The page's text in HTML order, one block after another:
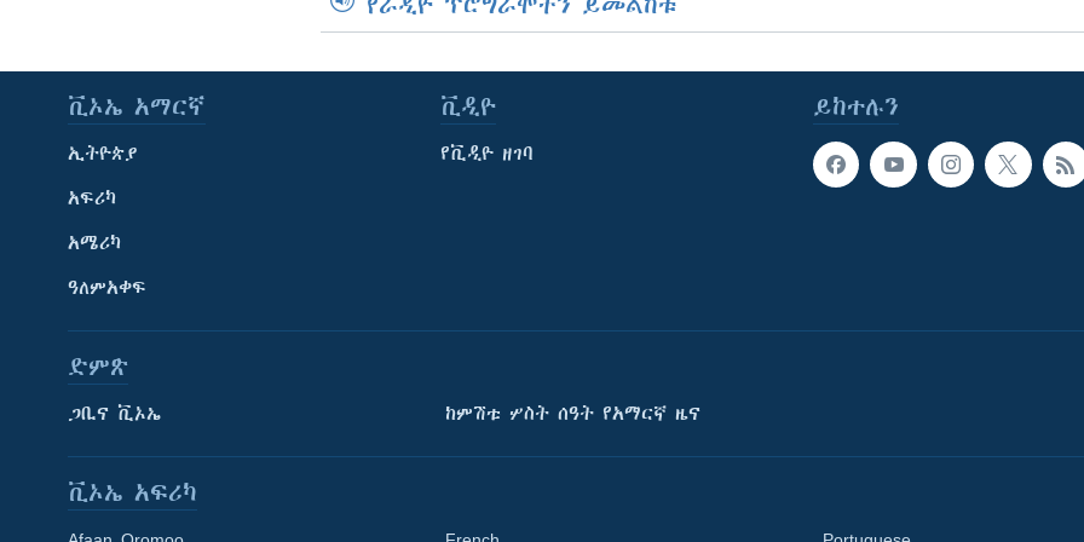
ይከተሉን
ቪኦኤ አማርኛ
ኢትዮጵያ
አፍሪካ
አሜሪካ
ዓለምአቀፍ
ቪዲዮ
የቪዲዮ ዘገባ
ድምጽ
ጋቢና ቪኦኤ ከምሽቱ ሦስት ሰዓት የአማርኛ ዜና
ቪኦኤ አፍሪካ